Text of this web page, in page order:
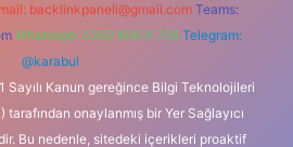
backlinkpaneli@gmail.com Teams:
Whatsapp: 0262 606 0 726 Telegram:
@karabul
Sayılı Kanun gereğince Bilgi Teknolojileri
onaylanmış bir Yer Sağlayıcı
Bu nedenle, sitedeki içerikleri proaktif